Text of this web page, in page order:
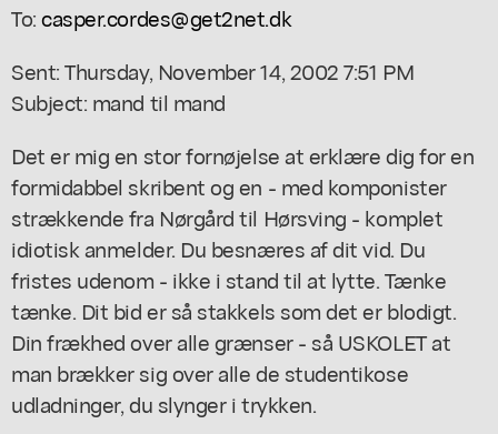
To:casper.cordes@get2net.dk
Sent: Thursday, November 14, 2002 7:51 PM
Subject: mand til mand
Det er mig en stor fornøjelse at erklære dig for en
formidabbel skribent og en - med komponister
strækkende fra Nørgård til Hørsving - komplet
idiotisk anmelder. Du besnæres af dit vid. Du
fristes udenom - ikke i stand til at lytte. Tænke
tænke. Dit bid er så stakkels som det er blodigt.
Din frækhed over alle grænser - så USKOLET at
man brækker sig over alle de studentikose
udladninger, du slynger i trykken.